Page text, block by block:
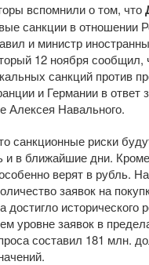
вспомнили о том, что
санкции в отношении
и министр
12 ноября сообщил,
санкций против
и Германии в ответ
Алексея Навального.
санкционные риски
и в ближайшие дни.
верят в рубль.
заявок на
достигло исторического
уровне заявок в
составил 181 млн.